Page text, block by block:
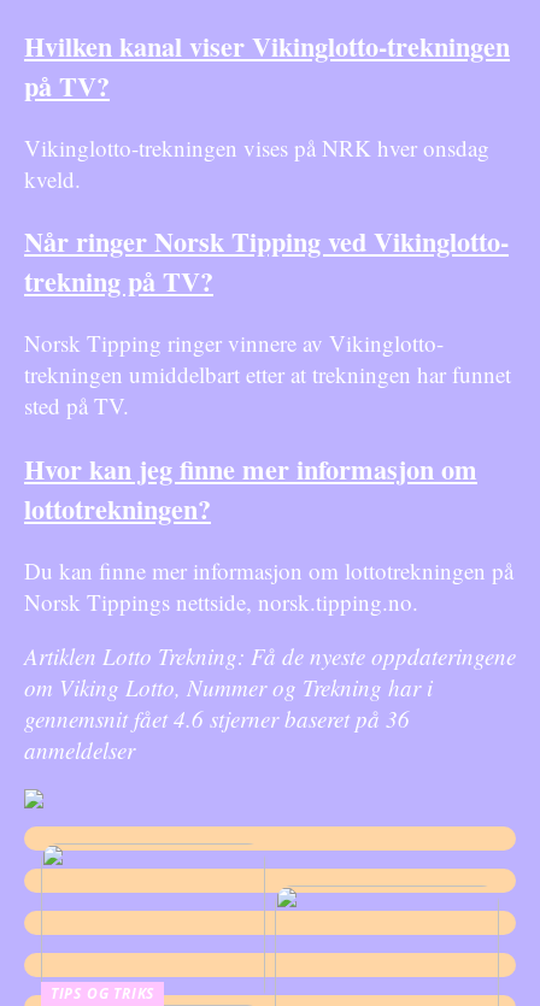
Hvilken kanal viser Vikinglotto-trekningen
på TV?
Vikinglotto-trekningen vises på NRK hver onsdag
kveld.
Når ringer Norsk Tipping ved Vikinglotto-
trekning på TV?
Norsk Tipping ringer vinnere av Vikinglotto-
trekningen umiddelbart etter at trekningen har funnet
sted på TV.
Hvor kan jeg finne mer informasjon om
lottotrekningen?
Du kan finne mer informasjon om lottotrekningen på
Norsk Tippings nettside, norsk.tipping.no.
Artiklen Lotto Trekning: Få de nyeste oppdateringene
om Viking Lotto, Nummer og Trekning har i
gennemsnit fået4.6 stjerner baseret på 36
anmeldelser
TIPS OG TRIKS